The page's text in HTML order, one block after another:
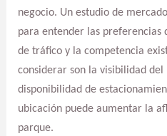
negocio. Un estudio de
para entender las preferencias
de tráfico y la competencia
considerar son la visibilidad
disponibilidad de
ubicación puede aumentar la
parque.